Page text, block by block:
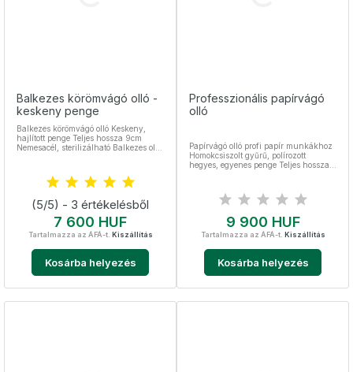
Balkezes körömvágó olló -
keskeny penge
Balkezes körömvágó olló Keskeny,
hajlított penge Teljes hossza 9cm
Nemesacél, sterilizálható Balkezes olló,
(5/5) - 3 értékelésből
Ár
7 600 HUF
Tartalmazza az ÁFÁ-t. Kiszállítás
Kosárba helyezés
Professzionális papírvágó
olló
Papírvágó olló profi papír munkákhoz
Homokcsiszolt gyűrű, polírozott
hegyes, egyenes penge Teljes hossza
Ár
9 900 HUF
Tartalmazza az ÁFÁ-t. Kiszállítás
Kosárba helyezés